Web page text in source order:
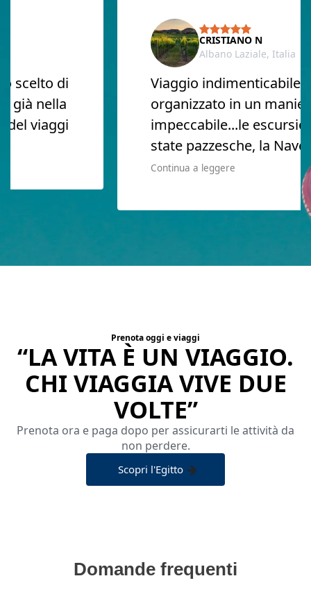
di
nella
viaggi
CRISTIANO N
Albano Laziale, Italia
Viaggio indimenticabile e
organizzato in un maniera
impeccabile...le escursioni
state pazzesche, la Nave
Continua a leggere
Prenota oggi e viaggi
“LA VITA È UN VIAGGIO.
CHI VIAGGIA VIVE DUE
VOLTE”
Prenota ora e paga dopo per assicurarti le attività da
non perdere.
Scopri l'Egitto
Domande frequenti